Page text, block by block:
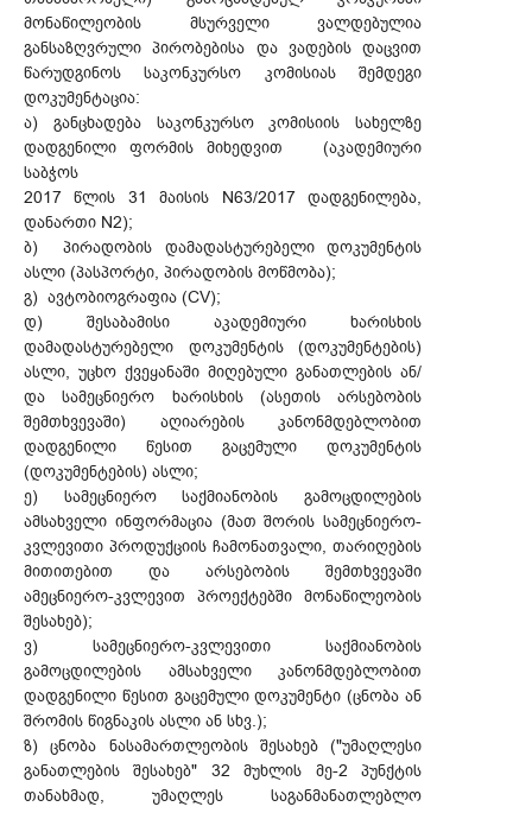
მონაწილეობის მსურველი ვალდებულია
განსაზღვრული პირობებისა და ვადების დაცვით
წარუდგინოს საკონკურსო კომისიას შემდეგი
დოკუმენტაცია:
ა) განცხადება საკონკურსო კომისიის სახელზე
დადგენილი ფორმის მიხედვით (აკადემიური
საბჭოს
2017 წლის 31 მაისის N63/2017 დადგენილება,
დანართი N2);
ბ) პირადობის დამადასტურებელი დოკუმენტის
ასლი (პასპორტი, პირადობის მოწმობა);
გ) ავტობიოგრაფია (CV);
დ) შესაბამისი აკადემიური ხარისხის
დამადასტურებელი დოკუმენტის (დოკუმენტების)
ასლი, უცხო ქვეყანაში მიღებული განათლების ან/
და სამეცნიერო ხარისხის (ასეთის არსებობის
შემთხვევაში) აღიარების კანონმდებლობით
დადგენილი წესით გაცემული დოკუმენტის
(დოკუმენტების) ასლი;
ე) სამეცნიერო საქმიანობის გამოცდილების
ამსახველი ინფორმაცია (მათ შორის სამეცნიერო-
კვლევითი პროდუქციის ჩამონათვალი, თარიღების
მითითებით და არსებობის შემთხვევაში
ამეცნიერო-კვლევით პროექტებში მონაწილეობის
შესახებ);
ვ) სამეცნიერო-კვლევითი საქმიანობის
გამოცდილების ამსახველი კანონმდებლობით
დადგენილი წესით გაცემული დოკუმენტი (ცნობა ან
შრომის წიგნაკის ასლი ან სხვ.);
ზ) ცნობა ნასამართლეობის შესახებ ("უმაღლესი
განათლების შესახებ" 32 მუხლის მე-2 პუნქტის
თანახმად, უმაღლეს საგანმანათლებლო